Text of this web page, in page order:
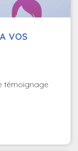
VOS
témoignage